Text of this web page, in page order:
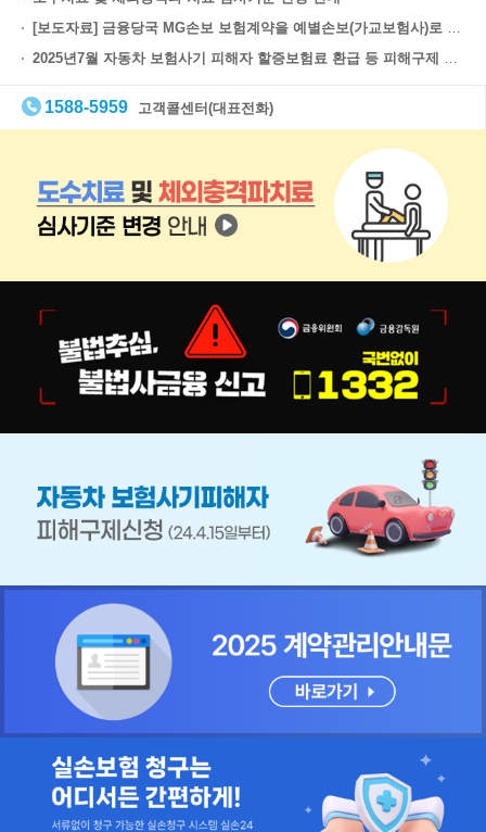
[보도자료] 금융당국 MG손보 보험계약을 예별손보(가교보험사)로 이전
2025년7월 자동차 보험사기 피해자 할증보험료 환급 등 피해구제 안내[대상자 추가 재안내]
1588-5959 고객콜센터(대표전화)